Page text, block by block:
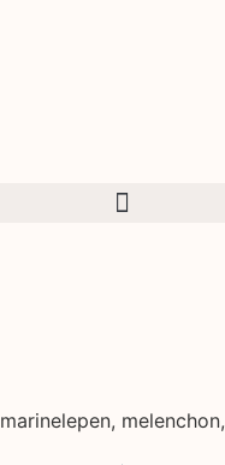
marinelepen, melenchon,